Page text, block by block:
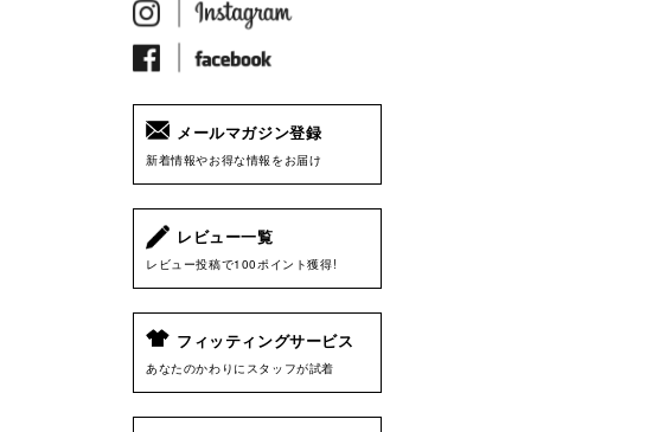
メールマガジン登録
新着情報やお得な情報をお届け
レビュー一覧
レビュー投稿で100ポイント獲得!
フィッティングサービス
あなたのかわりにスタッフが試着